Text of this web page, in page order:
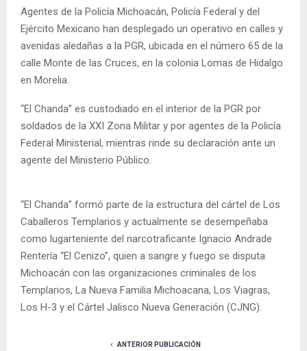
Agentes de la Policía Michoacán, Policía Federal y del
Ejército Mexicano han desplegado un operativo en calles y
avenidas aledañas a la PGR, ubicada en el número 65 de la
calle Monte de las Cruces, en la colonia Lomas de Hidalgo
en Morelia.
“El Chanda” es custodiado en el interior de la PGR por
soldados de la XXI Zona Militar y por agentes de la Policía
Federal Ministerial, mientras rinde su declaración ante un
agente del Ministerio Público.
“El Chanda” formó parte de la estructura del cártel de Los
Caballeros Templarios y actualmente se desempeñaba
como lugarteniente del narcotraficante Ignacio Andrade
Rentería “El Cenizo”, quien a sangre y fuego se disputa
Michoacán con las organizaciones criminales de los
Templarios, La Nueva Familia Michoacana, Los Viagras,
Los H-3 y el Cártel Jalisco Nueva Generación (CJNG).
ANTERIOR PUBLICACIÓN